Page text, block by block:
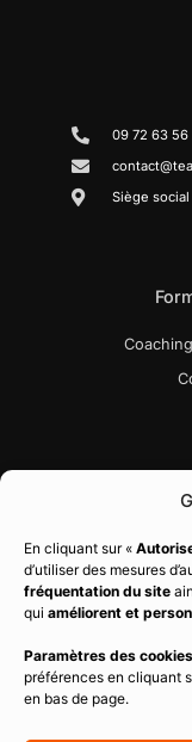
En cliquant sur «
d’utiliser des mesures
fréquentation du site
qui améliorent et
Paramètres des cookies
préférences en cliquant
en bas de page.
09 72 63 56
Siège